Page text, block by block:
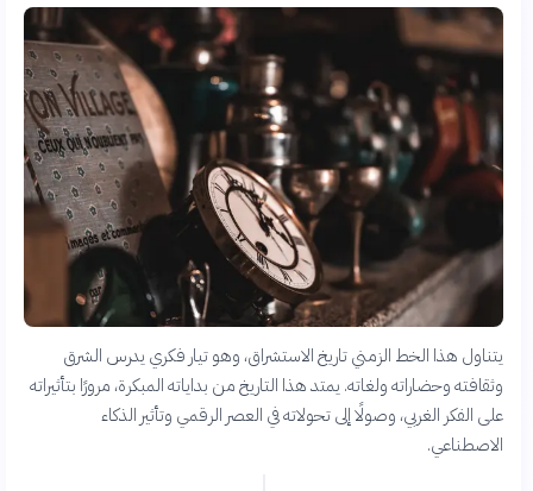
يتناول هذا الخط الزمني تاريخ الاستشراق، وهو تيار فكري يدرس الشرق
وثقافته وحضاراته ولغاته. يمتد هذا التاريخ من بداياته المبكرة، مرورًا بتأثيراته
على الفكر الغربي، وصولًا إلى تحولاته في العصر الرقمي وتأثير الذكاء
الاصطناعي.